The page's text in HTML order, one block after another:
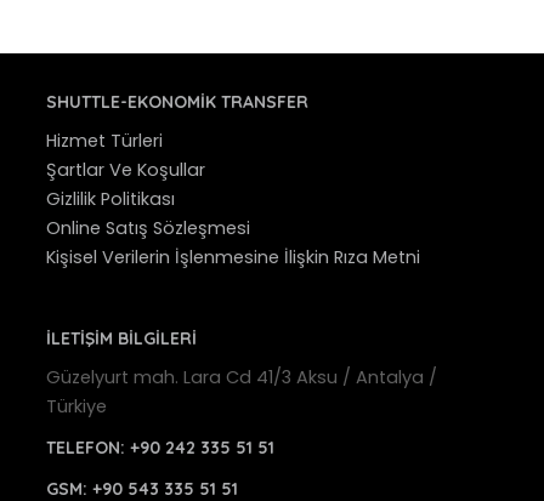
SHUTTLE-EKONOMIK TRANSFER
Hizmet Türleri
Şartlar Ve Koşullar
Gizlilik Politikası
Online Satış Sözleşmesi
Kişisel Verilerin İşlenmesine İlişkin Rıza Metni
İLETİŞİM BİLGİLERİ
Güzelyurt mah. Lara Cd 41/3 Aksu / Antalya /
Türkiye
TELEFON: +90 242 335 51 51
GSM: +90 543 335 51 51